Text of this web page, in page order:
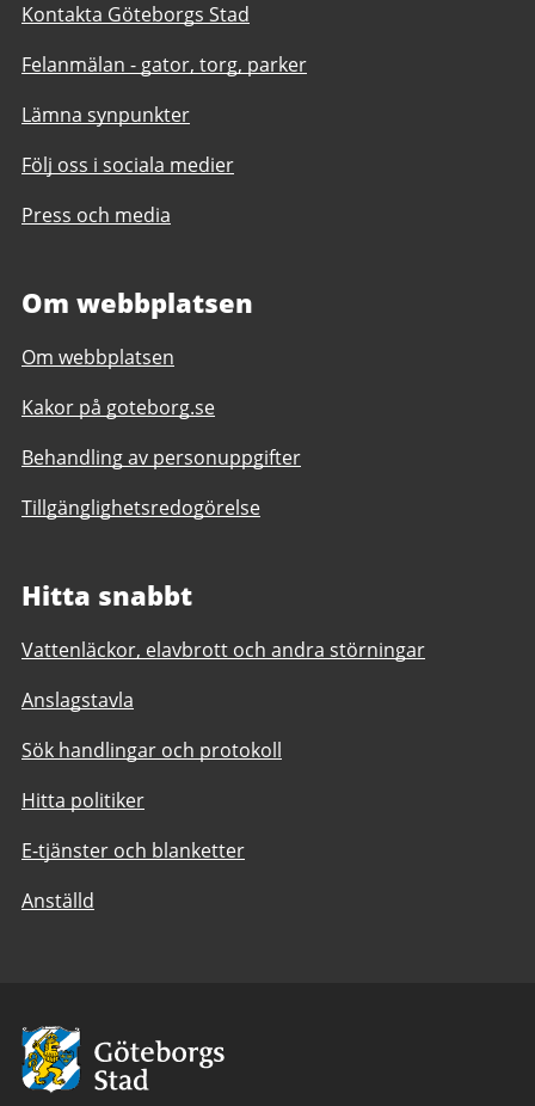
Kontakta Göteborgs Stad
Felanmälan - gator, torg, parker
Lämna synpunkter
Följ oss i sociala medier
Press och media
Om webbplatsen
Om webbplatsen
Kakor på goteborg.se
Behandling av personuppgifter
Tillgänglighetsredogörelse
Hitta snabbt
Vattenläckor, elavbrott och andra störningar
Anslagstavla
Sök handlingar och protokoll
Hitta politiker
E-tjänster och blanketter
Anställd
Avsändare:
Göteborgs
Stad